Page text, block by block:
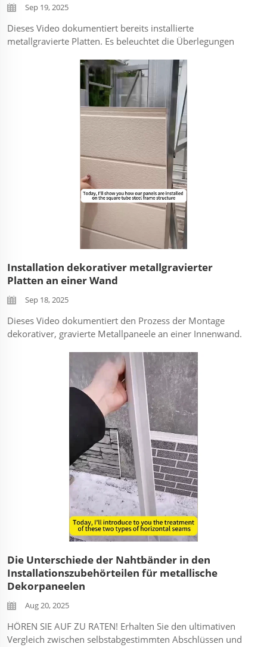
Sep 19, 2025
Dieses Video dokumentiert bereits installierte
metallgravierte Platten. Es beleuchtet die Überlegungen
ästhetische Wirkung sowie funktionale Eigenschaften wie
die Langlebigkeit in stark frequentierten Bereichen. Die
Aufnahmen zeigen die Platten in verschiedenen ...
Installation dekorativer metallgravierter
Platten an einer Wand
Sep 18, 2025
Dieses Video dokumentiert den Prozess der Montage
dekorativer, gravierte Metallpaneele an einer Innenwand.
zur Fertigstellung und konzentriert sich auf die Methoden,
die verwendet werden, um eine nahtlose und ebene
Oberfläche zu erzielen. ...
Die Unterschiede der Nahtbänder in den
Installationszubehörteilen für metallische
Dekorpaneelen
Aug 20, 2025
HÖREN SIE AUF ZU RATEN! Erhalten Sie den ultimativen
Vergleich zwischen selbstabgestimmten Abschlüssen und